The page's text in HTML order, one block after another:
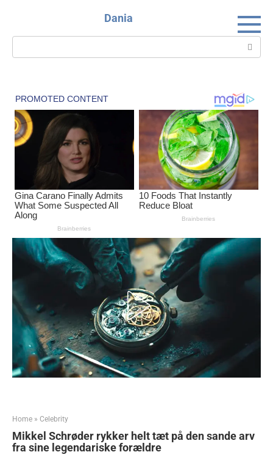
Dania
Search:
Home » Celebrity
Mikkel Schrøder rykker helt tæt på den sande arv
fra sine legendariske forældre